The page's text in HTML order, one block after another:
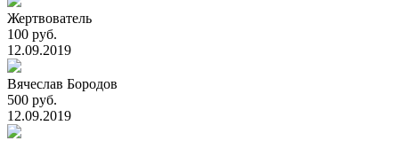
Жертвователь
100 руб.
12.09.2019
Вячеслав Бородов
500 руб.
12.09.2019